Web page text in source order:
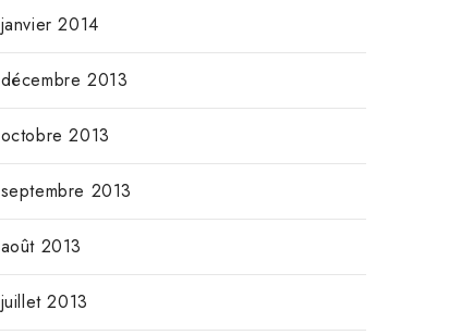
janvier 2014
décembre 2013
octobre 2013
septembre 2013
août 2013
juillet 2013